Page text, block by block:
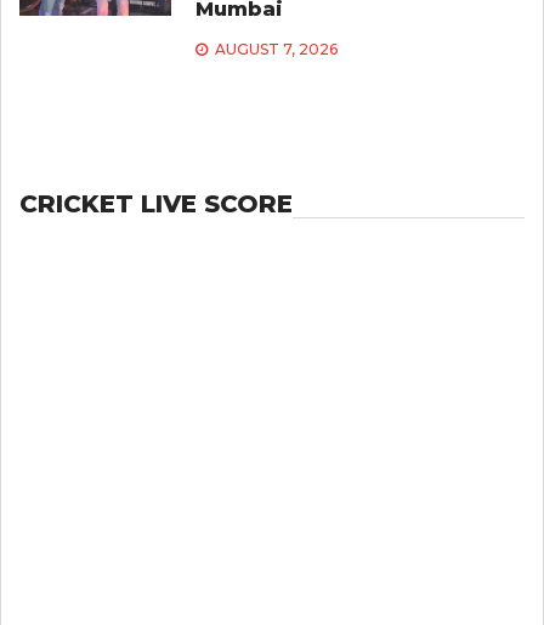
Mumbai
AUGUST 7, 2026
CRICKET LIVE SCORE